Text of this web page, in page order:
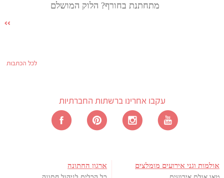
מתחתנת בחורף? הלוק המושלם
לכל הכתבות
עקבו אחרינו ברשתות החברתיות
אולמות וגני אירועים מומלצים ארגון החתונה